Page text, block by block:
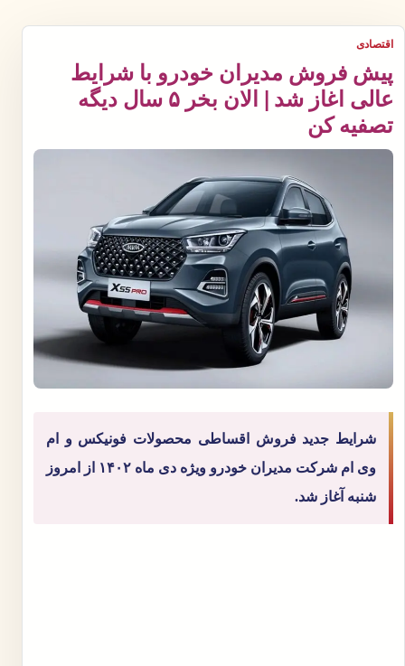
اقتصادی
پیش فروش مدیران خودرو با شرایط
عالی اغاز شد | الان بخر ۵ سال دیگه
تصفیه کن
شرایط جدید فروش اقساطی محصولات فونیکس و ام
وی ام شرکت مدیران خودرو ویژه دی ماه ۱۴۰۲ از امروز
شنبه آغاز شد.